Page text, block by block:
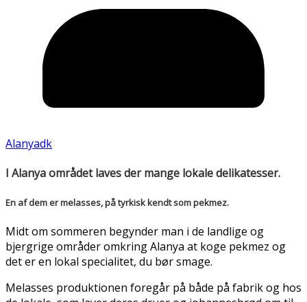
Alanyadk
I Alanya området laves der mange lokale delikatesser.
En af dem er melasses, på tyrkisk kendt som pekmez.
Midt om sommeren begynder man i de landlige og
bjergrige områder omkring Alanya at koge pekmez og
det er en lokal specialitet, du bør smage.
Melasses produktionen foregår på både på fabrik og hos